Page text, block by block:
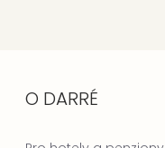
O DARRÉ